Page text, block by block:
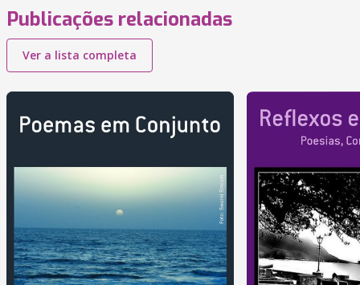
Publicações relacionadas
Ver a lista completa